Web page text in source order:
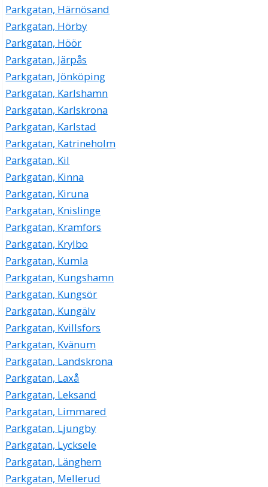
Parkgatan, Härnösand
Parkgatan, Hörby
Parkgatan, Höör
Parkgatan, Järpås
Parkgatan, Jönköping
Parkgatan, Karlshamn
Parkgatan, Karlskrona
Parkgatan, Karlstad
Parkgatan, Katrineholm
Parkgatan, Kil
Parkgatan, Kinna
Parkgatan, Kiruna
Parkgatan, Knislinge
Parkgatan, Kramfors
Parkgatan, Krylbo
Parkgatan, Kumla
Parkgatan, Kungshamn
Parkgatan, Kungsör
Parkgatan, Kungälv
Parkgatan, Kvillsfors
Parkgatan, Kvänum
Parkgatan, Landskrona
Parkgatan, Laxå
Parkgatan, Leksand
Parkgatan, Limmared
Parkgatan, Ljungby
Parkgatan, Lycksele
Parkgatan, Länghem
Parkgatan, Mellerud